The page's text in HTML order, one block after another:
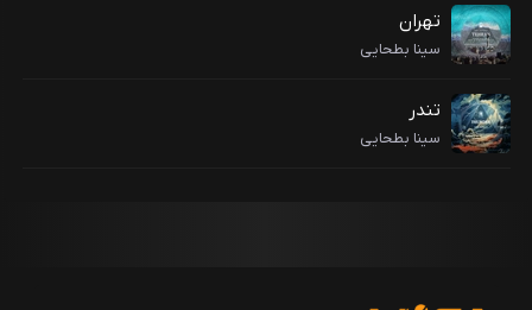
تهران
سینا بطحایی
تندر
سینا بطحایی